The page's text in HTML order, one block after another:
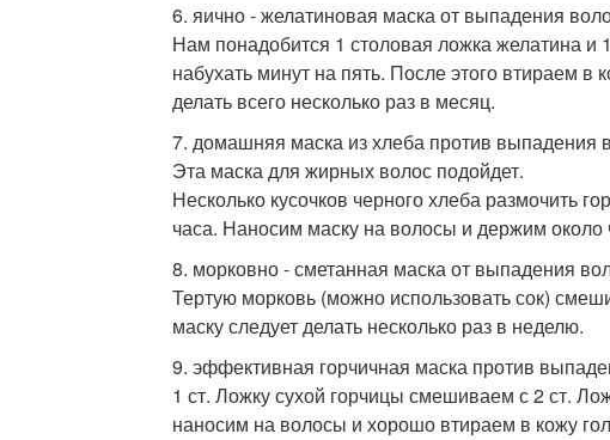
6. яично - желатиновая маска от выпадения
Нам понадобится 1 столовая ложка желатина
набухать минут на пять. После этого втираем
делать всего несколько раз в месяц.
7. домашняя маска из хлеба против выпадения
Эта маска для жирных волос подойдет.
Несколько кусочков черного хлеба размочить
часа. Наносим маску на волосы и держим
8. морковно - сметанная маска от выпадения
Тертую морковь (можно использовать сок)
маску следует делать несколько раз в неделю.
9. эффективная горчичная маска против
1 ст. Ложку сухой горчицы смешиваем с 2 ст.
наносим на волосы и хорошо втираем в кожу